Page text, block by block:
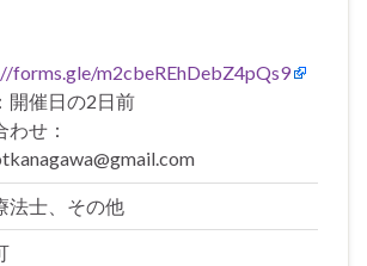
forms.gle/m2cbeREhDebZ4pQs9
開催日の2日前
わせ：
法士、その他